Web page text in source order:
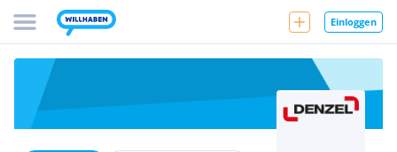
Einloggen